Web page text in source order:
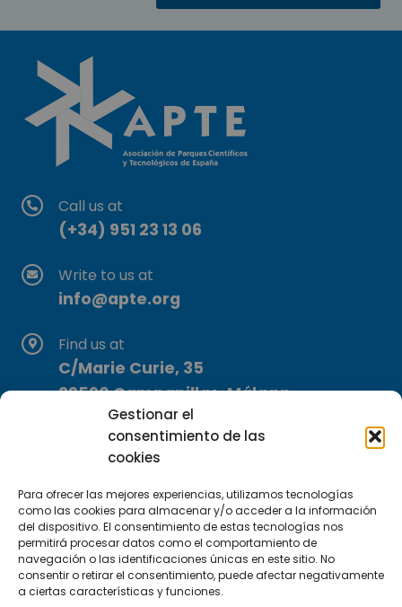
Gestionar el
consentimiento de las
cookies
Para ofrecer las mejores experiencias, utilizamos tecnologías
como las cookies para almacenar y/o acceder a la información
del dispositivo. El consentimiento de estas tecnologías nos
permitirá procesar datos como el comportamiento de
navegación o las identificaciones únicas en este sitio. No
consentir o retirar el consentimiento, puede afectar negativamente
a ciertas características y funciones.
Call us at
(+34) 951 23 13 06
Write to us at
info@apte.org
Find us at
C/Marie Curie, 35
29590 Campanillas, Málaga
Subscribe to our Newsletter
SUBSCRIBE HERE